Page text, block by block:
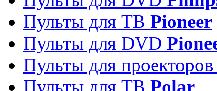
Пульты для ТВ Pioneer
Пульты для DVD
Пульты для
Пульты для ТВ Polar